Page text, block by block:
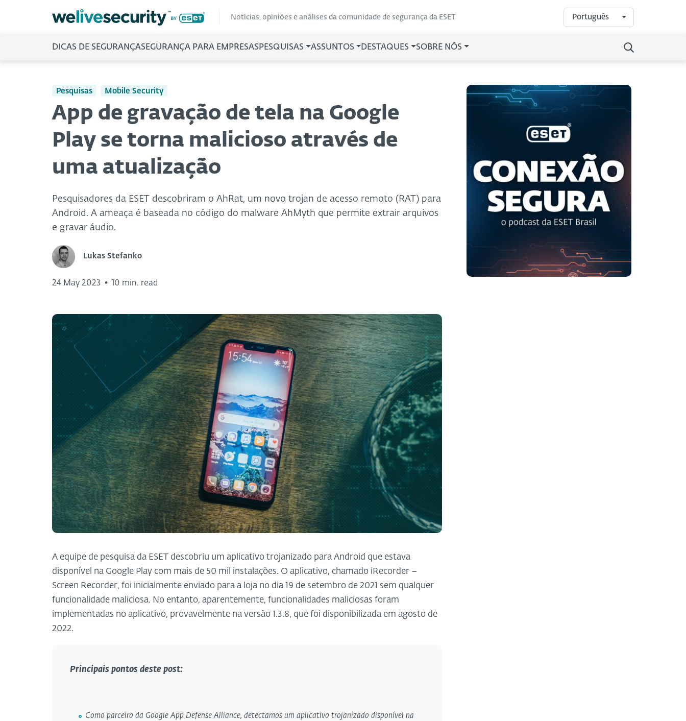
Notícias, opiniões e análises da comunidade de segurança da ESET Português
DICAS DE SEGURANÇASEGURANÇA PARA EMPRESASPESQUISAS ASSUNTOS DESTAQUES SOBRE NÓS
Pesquisas Mobile Security
App de gravação de tela na Google
Play se torna malicioso através de
uma atualização
Pesquisadores da ESET descobriram o AhRat, um novo trojan de acesso remoto (RAT) para
Android. A ameaça é baseada no código do malware AhMyth que permite extrair arquivos
e gravar áudio.
Lukas Stefanko
24 May 2023 • 10 min. read
A equipe de pesquisa da ESET descobriu um aplicativo trojanizado para Android que estava
disponível na Google Play com mais de 50 mil instalações. O aplicativo, chamado iRecorder –
Screen Recorder, foi inicialmente enviado para a loja no dia 19 de setembro de 2021 sem qualquer
funcionalidade maliciosa. No entanto, aparentemente, funcionalidades maliciosas foram
implementadas no aplicativo, provavelmente na versão 1.3.8, que foi disponibilizada em agosto de
2022.
Principais pontos deste post:
Como parceiro da Google App Defense Alliance, detectamos um aplicativo trojanizado disponível na